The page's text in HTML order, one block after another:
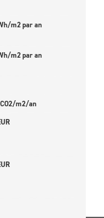
m2 par an
m2 par an
m2/an